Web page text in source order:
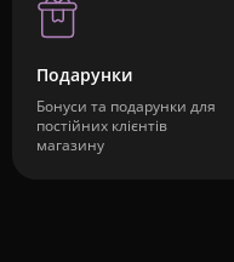
Подарунки
Бонуси та подарунки для
постійних клієнтів
магазину